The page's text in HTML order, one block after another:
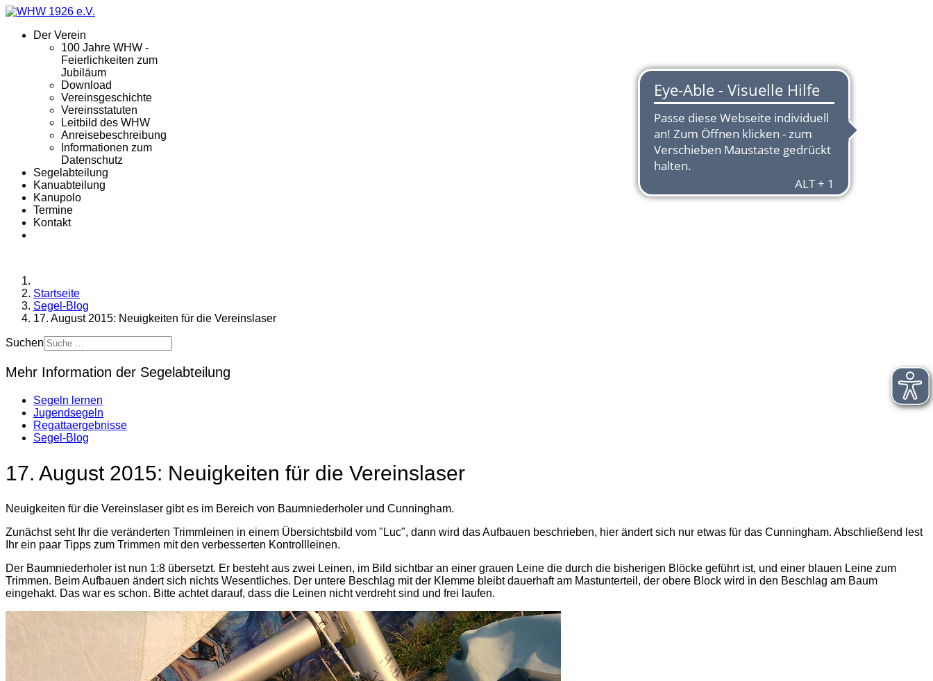
Der Verein
100 Jahre WHW -
Feierlichkeiten zum
Jubiläum
Download
Vereinsgeschichte
Vereinsstatuten
Leitbild des WHW
Anreisebeschreibung
Informationen zum
Datenschutz
Segelabteilung
Kanuabteilung
Kanupolo
Termine
Kontakt
Startseite
Segel-Blog
17. August 2015: Neuigkeiten für die Vereinslaser
Suchen
Mehr Information der Segelabteilung
Segeln lernen
Jugendsegeln
Regattaergebnisse
Segel-Blog
17. August 2015: Neuigkeiten für die Vereinslaser
Neuigkeiten für die Vereinslaser gibt es im Bereich von Baumniederholer und Cunningham.
Zunächst seht Ihr die veränderten Trimmleinen in einem Übersichtsbild vom "Luc", dann wird das Aufbauen beschrieben, hier ändert sich nur etwas für das Cunningham. Abschließend lest
Ihr ein paar Tipps zum Trimmen mit den verbesserten Kontrollleinen.
Der Baumniederholer ist nun 1:8 übersetzt. Er besteht aus zwei Leinen, im Bild sichtbar an einer grauen Leine die durch die bisherigen Blöcke geführt ist, und einer blauen Leine zum
Trimmen. Beim Aufbauen ändert sich nichts Wesentliches. Der untere Beschlag mit der Klemme bleibt dauerhaft am Mastunterteil, der obere Block wird in den Beschlag am Baum
eingehakt. Das war es schon. Bitte achtet darauf, dass die Leinen nicht verdreht sind und frei laufen.